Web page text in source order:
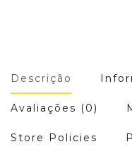
Descrição
Avaliações (0)
Store Policies